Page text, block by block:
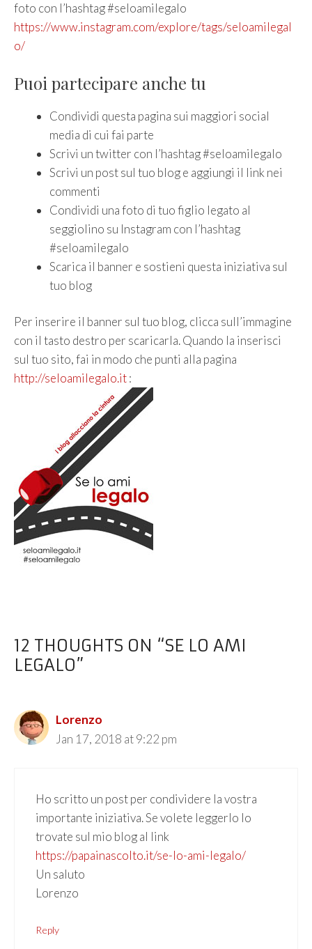
foto con l’hashtag #seloamilegalo
https://www.instagram.com/explore/tags/seloamilegal
o/
Puoi partecipare anche tu
Condividi questa pagina sui maggiori social
media di cui fai parte
Scrivi un twitter con l’hashtag #seloamilegalo
Scrivi un post sul tuo blog e aggiungi il link nei
commenti
Condividi una foto di tuo figlio legato al
seggiolino su Instagram con l’hashtag
#seloamilegalo
Scarica il banner e sostieni questa iniziativa sul
tuo blog
Per inserire il banner sul tuo blog, clicca sull’immagine
con il tasto destro per scaricarla. Quando la inserisci
sul tuo sito, fai in modo che punti alla pagina
http://seloamilegalo.it:
12 THOUGHTS ON “SE LO AMI
LEGALO”
Lorenzo
Jan 17, 2018 at 9:22 pm
Ho scritto un post per condividere la vostra
importante iniziativa. Se volete leggerlo lo
trovate sul mio blog al link
https://papainascolto.it/se-lo-ami-legalo/
Un saluto
Lorenzo
Reply